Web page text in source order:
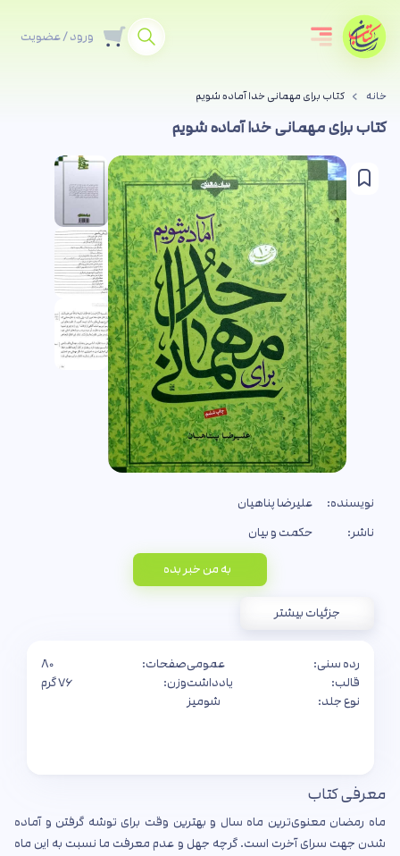
ورود / عضویت
خانه کتاب برای مهمانی خدا آماده شویم
کتاب برای مهمانی خدا آماده شویم
نویسنده:
علیرضا پناهیان
ناشر:
حکمت و بیان
به من خبر بده
جزئیات بیشتر
رده سنی:
عمومی
قالب:
یادداشت
نوع جلد:
شومیز
صفحات:
۸۰
وزن:
۷۶ گرم
معرفی کتاب
ماه رمضان معنوی‌ترین ماه سال و بهترین وقت برای توشه گرفتن و آماده
شدن جهت سرای آخرت است. گرچه جهل و عدم معرفت ما نسبت به این ماه